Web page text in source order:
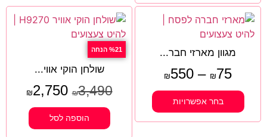
מגוון מארזי חבר...
₪75
–
₪550
בחר אפשרויות
%21 הנחה
שולחן הוקי אווי...
₪3,490
₪2,750
הוספה לסל